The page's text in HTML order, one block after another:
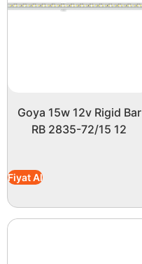
Goya 15w 12v Rigid Bar
RB 2835-72/15 12
Fiyat Al